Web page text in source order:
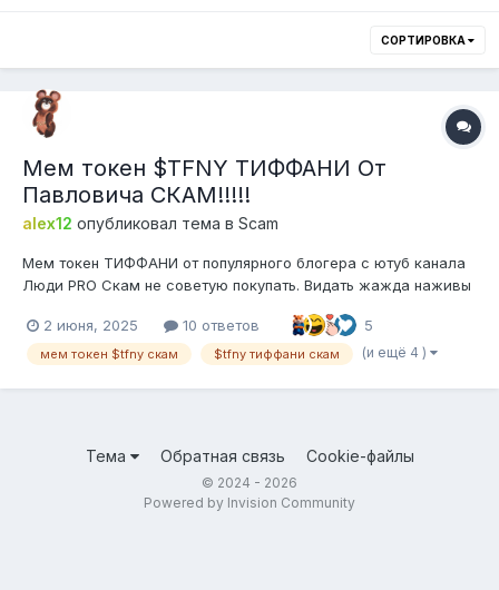
СОРТИРОВКА
Мем токен $TFNY ТИФФАНИ От
Павловича СКАМ!!!!!
alex12 опубликовал тема в Scam
Мем токен ТИФФАНИ от популярного блогера с ютуб канала
Люди PRO Скам не советую покупать. Видать жажда наживы
самое главное. Он запустил собственный мем токен,
добавил ликвидность в пулл обмена и сам первый откупил
2 июня, 2025 10 ответов 5
мем токен $tfny скам $tfny тиффани скам (и ещё 4 )
Тема Обратная связь Cookie-файлы
© 2024 - 2026
Powered by Invision Community